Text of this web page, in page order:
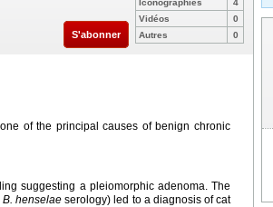
S'abonner
Iconographies
4
Vidéos
0
Autres
0
of the principal causes of benign chronic
suggesting a pleiomorphic adenoma. The
B. henselae serology) led to a diagnosis of cat